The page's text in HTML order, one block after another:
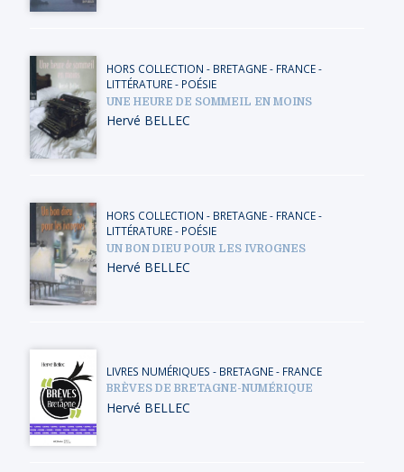
HORS COLLECTION - BRETAGNE- FRANCE-
LITTÉRATURE - POÉSIE
UNE HEURE DE SOMMEIL EN MOINS
Hervé BELLEC
HORS COLLECTION - BRETAGNE- FRANCE-
LITTÉRATURE - POÉSIE
UN BON DIEU POUR LES IVROGNES
Hervé BELLEC
LIVRES NUMÉRIQUES - BRETAGNE- FRANCE
BRÈVES DE BRETAGNE-NUMÉRIQUE
Hervé BELLEC